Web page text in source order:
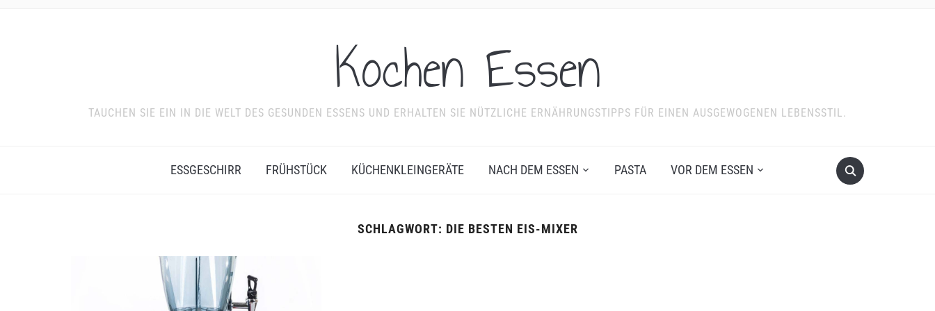
Kochen Essen
TAUCHEN SIE EIN IN DIE WELT DES GESUNDEN ESSENS UND ERHALTEN SIE NÜTZLICHE ERNÄHRUNGSTIPPS FÜR EINEN AUSGEWOGENEN LEBENSSTIL.
ESSGESCHIRR FRÜHSTÜCK KÜCHENKLEINGERÄTE NACH DEM ESSEN PASTA VOR DEM ESSEN
SCHLAGWORT: DIE BESTEN EIS-MIXER